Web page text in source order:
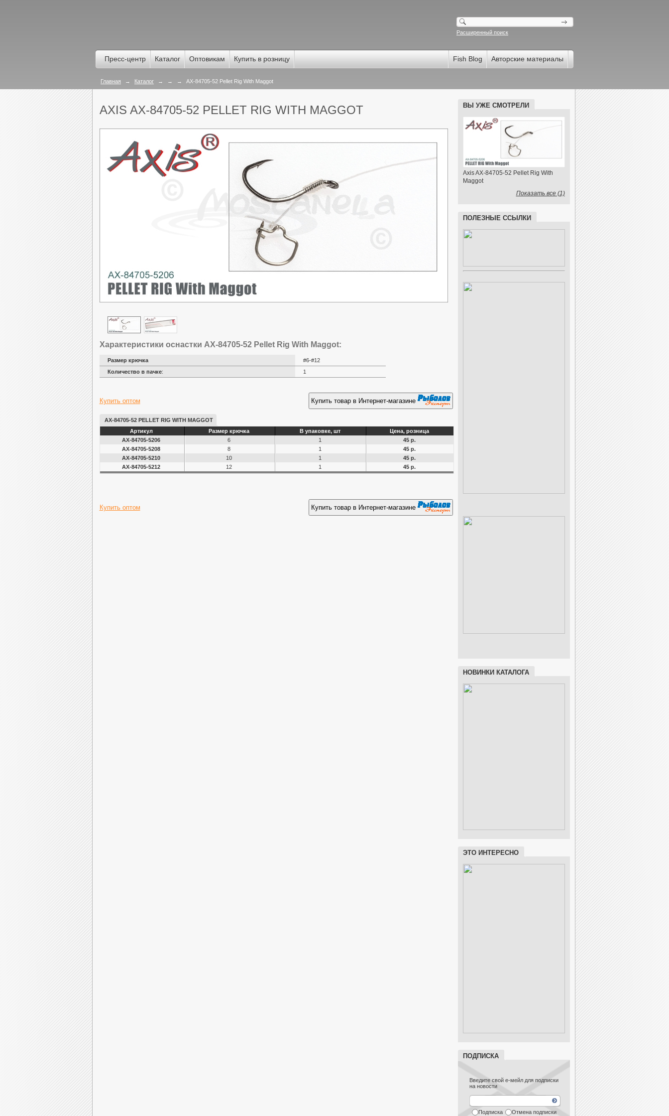
Расширенный поиск
Пресс-центр Каталог Оптовикам Купить в розницу Fish Blog Авторские материалы
Главная → Каталог → → → AX-84705-52 Pellet Rig With Maggot
AXIS AX-84705-52 PELLET RIG WITH MAGGOT
Характеристики оснастки AX-84705-52 Pellet Rig With Maggot:
Размер крючка
#6-#12
Количество в пачке: 1
Купить оптом Купить товар в Интернет-магазине
AX-84705-52 PELLET RIG WITH MAGGOT
Артикул
Размер крючка В упаковке, шт
Цена, розница
AX-84705-5206
6 1
45 р.
AX-84705-5208
8 1
45 р.
AX-84705-5210
10 1
45 р.
AX-84705-5212
12 1 45 р.
Купить оптом Купить товар в Интернет-магазине
ВЫ УЖЕ СМОТРЕЛИ
Axis AX-84705-52 Pellet Rig With
Maggot
Показать все (1)
ПОЛЕЗНЫЕ ССЫЛКИ
НОВИНКИ КАТАЛОГА
ЭТО ИНТЕРЕСНО
ПОДПИСКА
Введите свой е-мейл для подписки
на новости
Подписка Отмена подписки